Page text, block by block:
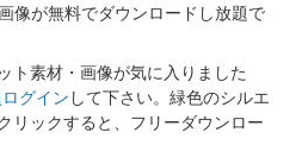
像が無料でダウンロードし放題で
ト素材・画像が気に入りました
グイン して下さい。緑色のシルエ
リックすると、フリーダウンロー